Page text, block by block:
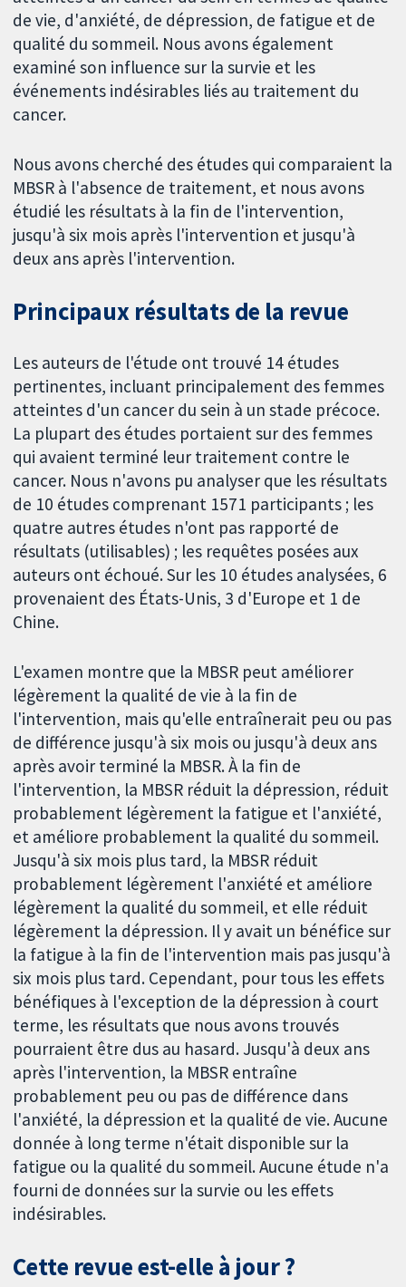
de vie, d'anxiété, de dépression, de fatigue et de
qualité du sommeil. Nous avons également
examiné son influence sur la survie et les
événements indésirables liés au traitement du
cancer.
Nous avons cherché des études qui comparaient la
MBSR à l'absence de traitement, et nous avons
étudié les résultats à la fin de l'intervention,
jusqu'à six mois après l'intervention et jusqu'à
deux ans après l'intervention.
Principaux résultats de la revue
Les auteurs de l'étude ont trouvé 14 études
pertinentes, incluant principalement des femmes
atteintes d'un cancer du sein à un stade précoce.
La plupart des études portaient sur des femmes
qui avaient terminé leur traitement contre le
cancer. Nous n'avons pu analyser que les résultats
de 10 études comprenant 1571 participants ; les
quatre autres études n'ont pas rapporté de
résultats (utilisables) ; les requêtes posées aux
auteurs ont échoué. Sur les 10 études analysées, 6
provenaient des États-Unis, 3 d'Europe et 1 de
Chine.
L'examen montre que la MBSR peut améliorer
légèrement la qualité de vie à la fin de
l'intervention, mais qu'elle entraînerait peu ou pas
de différence jusqu'à six mois ou jusqu'à deux ans
après avoir terminé la MBSR. À la fin de
l'intervention, la MBSR réduit la dépression, réduit
probablement légèrement la fatigue et l'anxiété,
et améliore probablement la qualité du sommeil.
Jusqu'à six mois plus tard, la MBSR réduit
probablement légèrement l'anxiété et améliore
légèrement la qualité du sommeil, et elle réduit
légèrement la dépression. Il y avait un bénéfice sur
la fatigue à la fin de l'intervention mais pas jusqu'à
six mois plus tard. Cependant, pour tous les effets
bénéfiques à l'exception de la dépression à court
terme, les résultats que nous avons trouvés
pourraient être dus au hasard. Jusqu'à deux ans
après l'intervention, la MBSR entraîne
probablement peu ou pas de différence dans
l'anxiété, la dépression et la qualité de vie. Aucune
donnée à long terme n'était disponible sur la
fatigue ou la qualité du sommeil. Aucune étude n'a
fourni de données sur la survie ou les effets
indésirables.
Cette revue est-elle à jour ?